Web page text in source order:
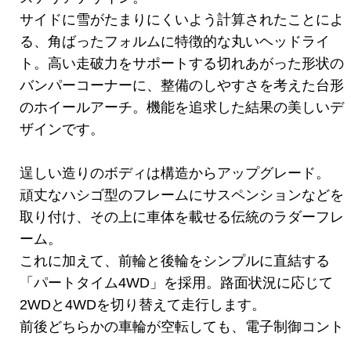
サイドに雪がたまりにくいよう計算されたことによ
る、角ばったフォルムに特徴的な丸いヘッドライ
ト。高い走破力をサポートする切れあがった形状の
バンパーコーナーに、整備のしやすさを考えた台形
のホイールアーチ。機能を追求した結果の美しいデ
ザインです。
逞しい造りのボディは構造からアップグレード。
頑丈なハシゴ型のフレームにサスペンションなどを
取り付け、その上に車体を載せる伝統のラダーフレ
ーム。
これに加えて、前輪と後輪をシンプルに直結する
「パートタイム4WD」を採用。路面状況に応じて
2WDと4WDを切り替えて走行します。
前後どちらかの車輪が空転しても、電子制御コント